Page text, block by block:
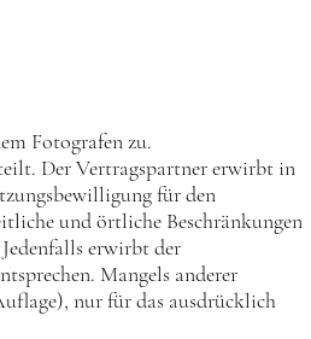
Fotografen zu.
Der Vertragspartner erwirbt in
für den
und örtliche Beschränkungen
erwirbt der
Mangels anderer
nur für das ausdrücklich